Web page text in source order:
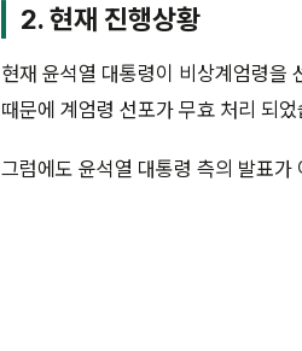
2. 현재 진행상황
현재 윤석열 대통령이 비상계엄령을
때문에 계엄령 선포가 무효 처리 되었
그럼에도 윤석열 대통령 측의 발표